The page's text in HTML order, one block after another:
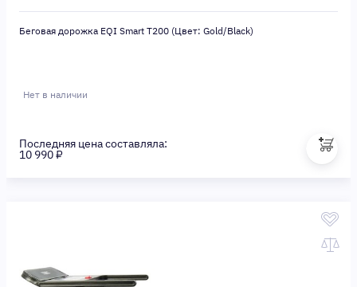
Беговая дорожка EQI Smart T200 (Цвет: Gold/Black)
Нет в наличии
Последняя цена составляла:
10 990 ₽